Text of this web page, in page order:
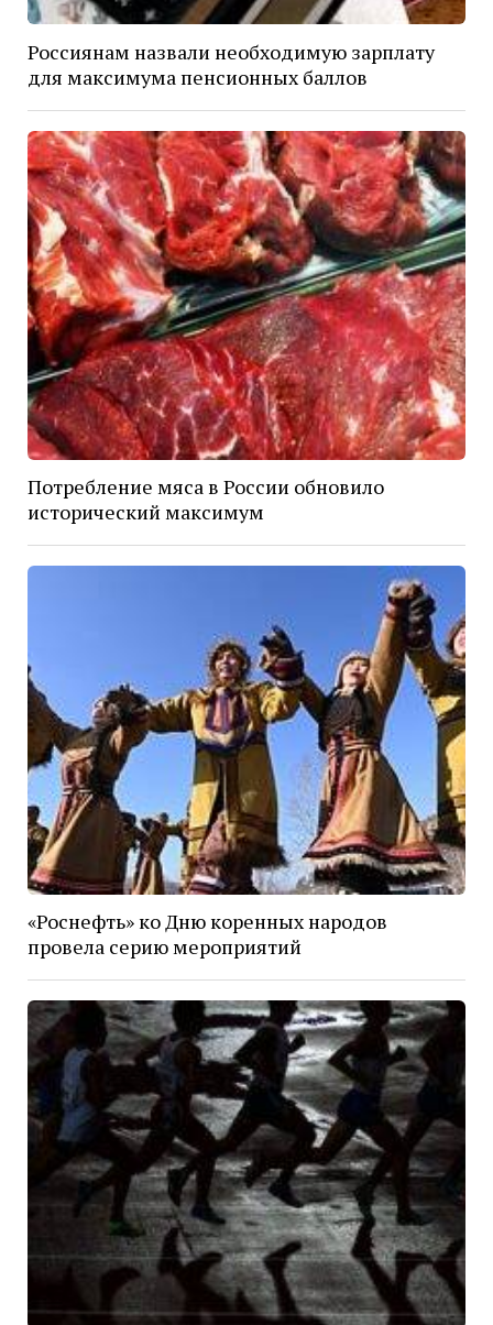
Россиянам назвали необходимую зарплату
для максимума пенсионных баллов
Потребление мяса в России обновило
исторический максимум
«Роснефть» ко Дню коренных народов
провела серию мероприятий